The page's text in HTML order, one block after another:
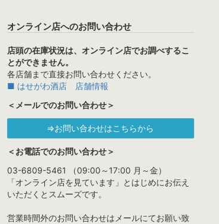
オンライン店へのお問い合わせ
店頭の在庫状況は、オンライン店でお調べするこ
とができません。
各店舗まで直接お問い合わせください。
■ はせがわ酒店 店舗情報
＜メールでのお問い合わせ＞
⇒お問い合わせはこちらから
＜お電話でのお問い合わせ＞
03-6809-5461 （09:00～17:00 月～金）
「オンライン店を見ています」とはじめにお伝え
いただくとスムーズです。
営業時間外のお問い合わせはメールにてお願い致